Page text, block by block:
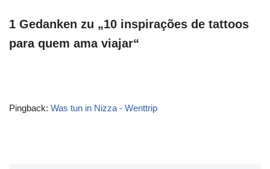
1 Gedanken zu „10 inspirações de tattoos
para quem ama viajar“
Pingback: Was tun in Nizza - Wenttrip